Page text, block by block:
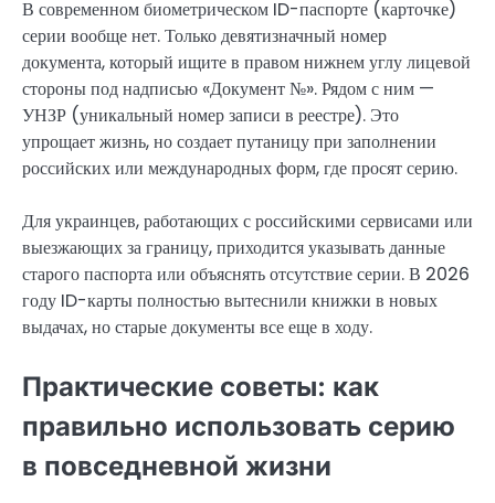
В современном биометрическом ID-паспорте (карточке)
серии вообще нет. Только девятизначный номер
документа, который ищите в правом нижнем углу лицевой
стороны под надписью «Документ №». Рядом с ним —
УНЗР (уникальный номер записи в реестре). Это
упрощает жизнь, но создает путаницу при заполнении
российских или международных форм, где просят серию.
Для украинцев, работающих с российскими сервисами или
выезжающих за границу, приходится указывать данные
старого паспорта или объяснять отсутствие серии. В 2026
году ID-карты полностью вытеснили книжки в новых
выдачах, но старые документы все еще в ходу.
Практические советы: как
правильно использовать серию
в повседневной жизни